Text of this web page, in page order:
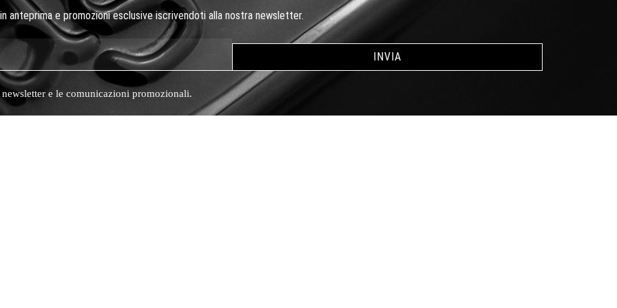
anteprima e promozioni esclusive iscrivendoti alla nostra newsletter.
e le comunicazioni promozionali.
INVIA